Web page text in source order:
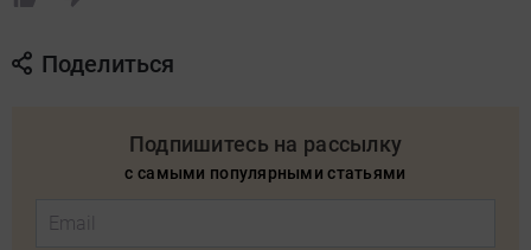
Поделиться
Подпишитесь на рассылку
с самыми популярными статьями